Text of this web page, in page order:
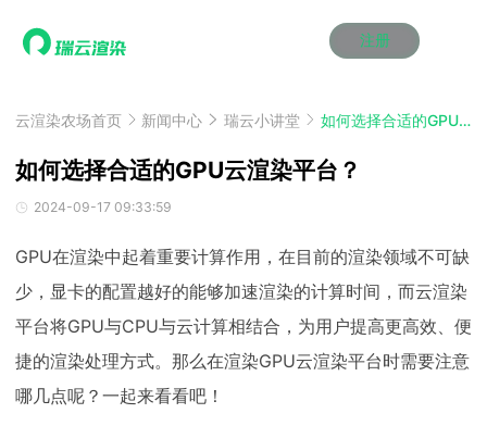
注册
效果图渲染
云制作
云渲染管理系统
AI视频插帧
效果图渲染
云制作
云渲染管理系统
AI视频插帧
效果图渲染
云制作
云渲染管理系统
AI视频插帧
效果图渲染
云制作
云渲染管理系统
AI视频插帧
效果图渲染
云制作
云渲染管理系统
AI视频插帧
效果图渲染
云制作
云渲染管理系统
AI视频插帧
解决方案
3ds Max云渲染方案
Blender 云渲染方案
3ds Max云渲染方案
Blender 云渲染方案
3ds Max云渲染方案
Blender 云渲染方案
3ds Max云渲染方案
Blender 云渲染方案
3ds Max云渲染方案
Blender 云渲染方案
3ds Max云渲染方案
Blender 云渲染方案
价格
效果图价格
云制作价格
效果图价格
云制作价格
效果图价格
云制作价格
效果图价格
云制作价格
效果图价格
云制作价格
效果图价格
云制作价格
案例
资讯&赛事
新闻资讯
渲染百科
渲染大赛
新闻资讯
渲染百科
渲染大赛
新闻资讯
渲染百科
渲染大赛
新闻资讯
渲染百科
渲染大赛
新闻资讯
渲染百科
渲染大赛
新闻资讯
渲染百科
渲染大赛
特惠专区
云渲染优惠攻略
云渲染优惠攻略
云渲染优惠攻略
云渲染优惠攻略
云渲染优惠攻略
云渲染优惠攻略
云渲染农场首页 新闻中心 瑞云小讲堂 如何选择合适的GPU云渲染平台？
如何选择合适的GPU云渲染平台？
2024-09-17 09:33:59
GPU在渲染中起着重要计算作用，在目前的渲染领域不可缺
少，显卡的配置越好的能够加速渲染的计算时间，而云渲染
平台将GPU与CPU与云计算相结合，为用户提高更高效、便
捷的渲染处理方式。那么在渲染GPU云渲染平台时需要注意
哪几点呢？一起来看看吧！